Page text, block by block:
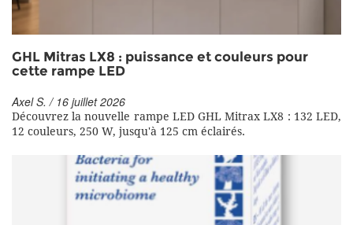
GHL Mitras LX8 : puissance et couleurs pour
cette rampe LED
Axel S. / 16 juillet 2026
Découvrez la nouvelle rampe LED GHL Mitrax LX8 : 132 LED,
12 couleurs, 250 W, jusqu'à 125 cm éclairés.